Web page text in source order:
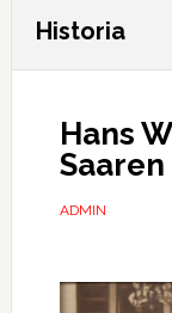
Historia
Hans
ADMIN